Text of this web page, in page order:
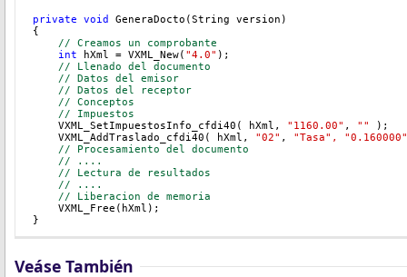
private void
GeneraDocto(String version)
{
// Creamos un comprobante
int hXml = VXML_New( "4.0" );
// Llenado del documento
// Datos del emisor
// Datos del receptor
// Conceptos
// Impuestos
    VXML_SetImpuestosInfo_cfdi40( hXml,
"1160.00" , ""
);
    VXML_AddTraslado_cfdi40( hXml,
"02" , "Tasa",
"0.160000"
// Procesamiento del documento
// ....
// Lectura de resultados
// ....
// Liberacion de memoria
    VXML_Free(hXml);
}
Veáse También